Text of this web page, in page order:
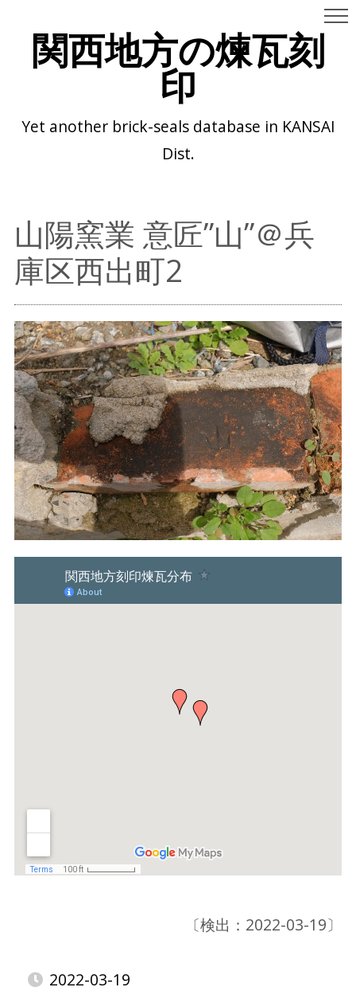
関西地方の煉瓦刻
印
Yet another brick-seals database in KANSAI
Dist.
山陽窯業 意匠”山”＠兵
庫区西出町2
〔検出：2022-03-19〕
2022-03-19